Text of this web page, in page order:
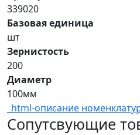
339020
Базовая единица
шт
Зернистость
200
Диаметр
100мм
_html-описание
Сопутсвующие